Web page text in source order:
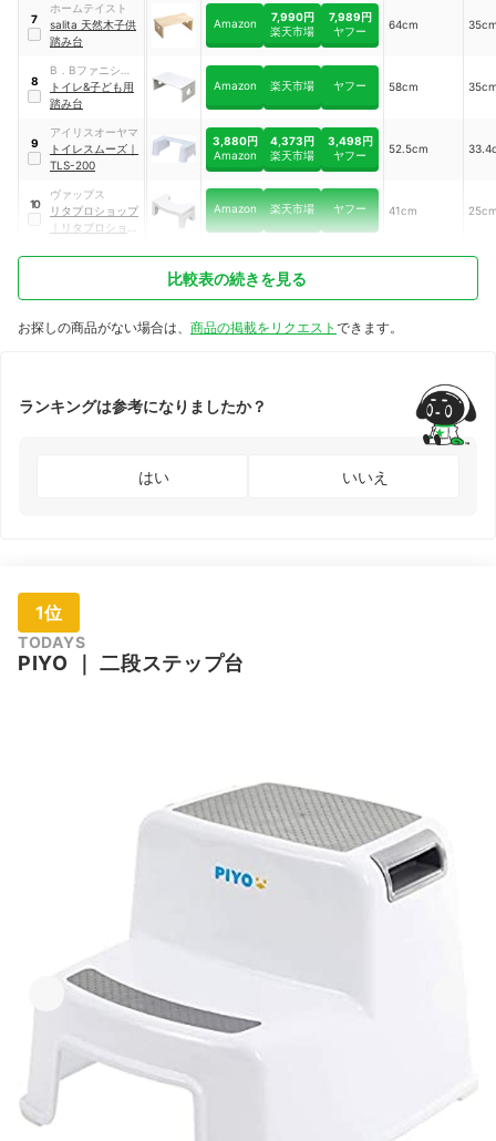
7
ホームテイスト
salita 天然木子供
踏み台
Amazon
7,990円
楽天市場
7,989円
ヤフー
64cm
8
B．Bファニシン
グ
トイレ&子ども用
踏み台
Amazon 楽天市場 ヤフー 58cm
9
アイリスオーヤマ
トイレスムーズ ｜
TLS-200
3,880円
Amazon
4,373円
楽天市場
3,498円
ヤフー
52.5cm
10
ヴァップス
‎リタプロショップ
リタプロショッ
む3
Amazon 楽天市場 ヤフー 41cm
比較表の続きを見る
お探しの商品がない場合は、 商品の掲載をリクエスト できます。
ランキングは参考になりましたか？
はい いいえ
1位
TODAYS
PIYO ｜二段ステップ台